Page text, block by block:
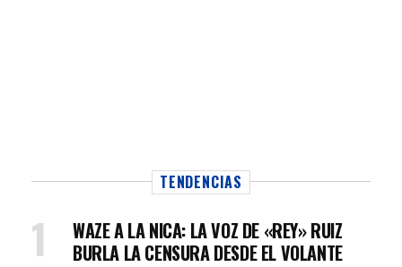
TENDENCIAS
WAZE A LA NICA: LA VOZ DE «REY» RUIZ
BURLA LA CENSURA DESDE EL VOLANTE